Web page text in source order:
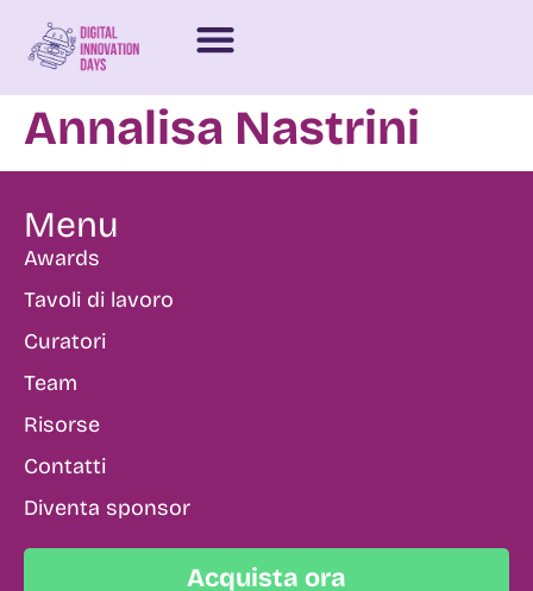
Annalisa Nastrini
Menu
Awards
Tavoli di lavoro
Curatori
Team
Risorse
Contatti
Diventa sponsor
Acquista ora